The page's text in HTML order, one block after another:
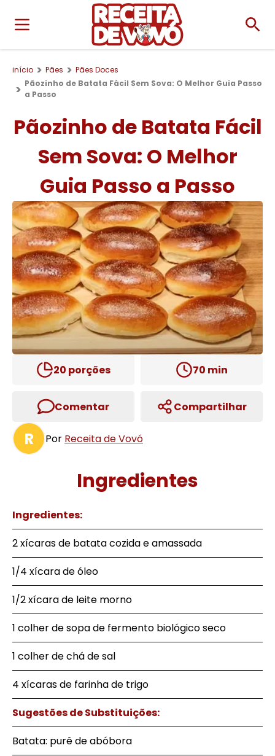
início Pães
Pães Doces
Pãozinho de Batata Fácil Sem Sova: O Melhor Guia Passo
a Passo
Pãozinho de Batata Fácil
Sem Sova: O Melhor
Guia Passo a Passo
20 porções 70 min
Comentar Compartilhar
R Por Receita de Vovó
Ingredientes
Ingredientes:
2 xícaras de batata cozida e amassada
1/4 xícara de óleo
1/2 xícara de leite morno
1 colher de sopa de fermento biológico seco
1 colher de chá de sal
4 xícaras de farinha de trigo
Sugestões de Substituições:
Batata: purê de abóbora